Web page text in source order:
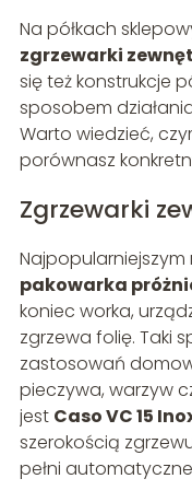
Na półkach
zgrzewarki
się też konstrukcje
sposobem
Warto wiedzieć,
porównasz
Zgrzewarki
pakowarka
koniec worka,
zgrzewa folię. Taki
zastosowań
pieczywa, warzyw
jest Caso VC 15
szerokością
pełni